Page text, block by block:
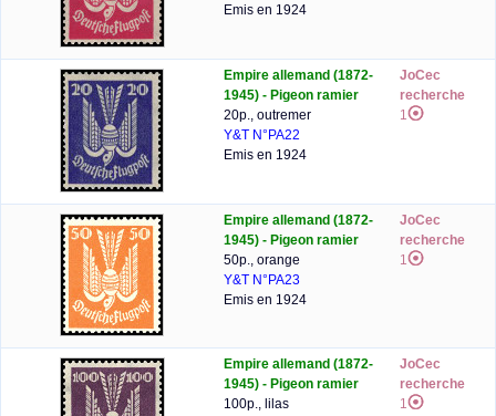
Emis en 1924
Empire allemand (1872-
1945) - Pigeon ramier
20p., outremer
Y&T N°PA22
Emis en 1924
JoCec
recherche
1
Empire allemand (1872-
1945) - Pigeon ramier
50p., orange
Y&T N°PA23
Emis en 1924
JoCec
recherche
1
Empire allemand (1872-
1945) - Pigeon ramier
100p., lilas
JoCec
recherche
1